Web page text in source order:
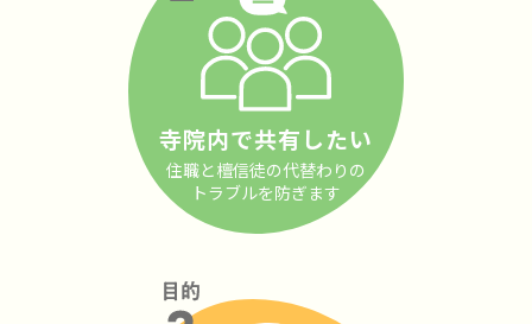
寺院内で共有したい
住職と檀信徒の代替わりの
トラブルを防ぎます